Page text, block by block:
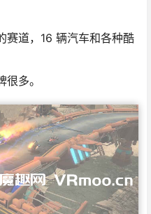
赛道，16 辆汽车和各种酷
多。